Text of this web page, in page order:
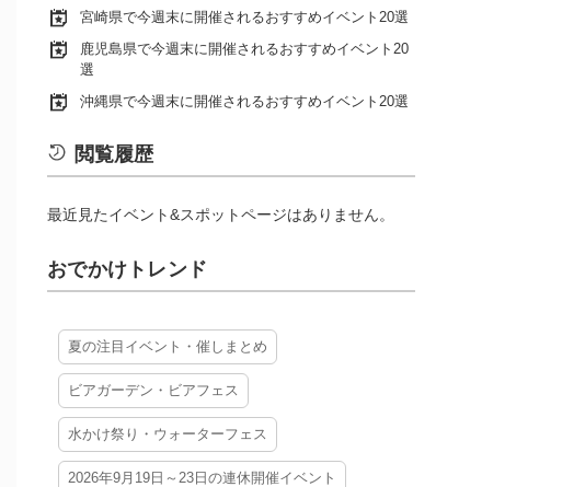
宮崎県で今週末に開催されるおすすめイベント20選
鹿児島県で今週末に開催されるおすすめイベント20
選
沖縄県で今週末に開催されるおすすめイベント20選
閲覧履歴
最近見たイベント&スポットページはありません。
おでかけトレンド
夏の注目イベント・催しまとめ
ビアガーデン・ビアフェス
水かけ祭り・ウォーターフェス
2026年9月19日～23日の連休開催イベント